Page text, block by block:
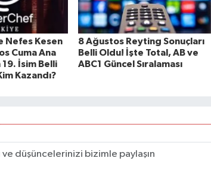
Nefes Kesen
Cuma Ana
İsim Belli
Kazandı?
8 Ağustos Reyting Sonuçları
Belli Oldu! İşte Total, AB ve
ABC1 Güncel Sıralaması